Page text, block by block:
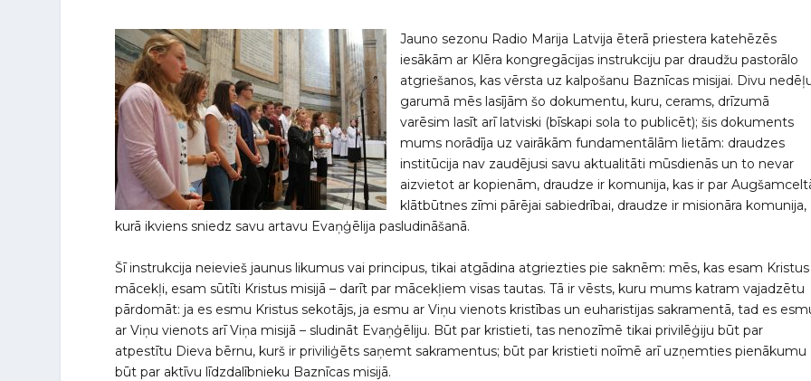
Jauno sezonu Radio Marija Latvija ēterā priestera katehēzēs
iesākām ar Klēra kongregācijas instrukciju par draudžu pastorālo
atgriešanos, kas vērsta uz kalpošanu Baznīcas misijai. Divu
garumā mēs lasījām šo dokumentu, kuru, cerams, drīzumā
varēsim lasīt arī latviski (bīskapi sola to publicēt); šis dokuments
mums norādīja uz vairākām fundamentālām lietām: draudzes
institūcija nav zaudējusi savu aktualitāti mūsdienās un to nevar
aizvietot ar kopienām, draudze ir komunija, kas ir par
klātbūtnes zīmi pārējai sabiedrībai, draudze ir misionāra komunija,
kurā ikviens sniedz savu artavu Evaņģēlija pasludināšanā.
Šī instrukcija neievieš jaunus likumus vai principus, tikai atgādina atgriezties pie saknēm: mēs, kas esam Kristus
mācekļi, esam sūtīti Kristus misijā – darīt par mācekļiem visas tautas. Tā ir vēsts, kuru mums katram vajadzētu
pārdomāt: ja es esmu Kristus sekotājs, ja esmu ar Viņu vienots kristības un euharistijas sakramentā, tad es
ar Viņu vienots arī Viņa misijā – sludināt Evaņģēliju. Būt par kristieti, tas nenozīmē tikai privilēģiju būt par
atpestītu Dieva bērnu, kurš ir priviliģēts saņemt sakramentus; būt par kristieti noīmē arī uzņemties pienākumu
būt par aktīvu līdzdalībnieku Baznīcas misijā.